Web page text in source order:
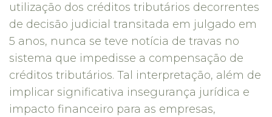
utilização dos créditos tributários decorrentes
de decisão judicial transitada em julgado em
5 anos, nunca se teve notícia de travas no
sistema que impedisse a compensação de
créditos tributários. Tal interpretação, além de
implicar significativa insegurança jurídica e
impacto financeiro para as empresas,